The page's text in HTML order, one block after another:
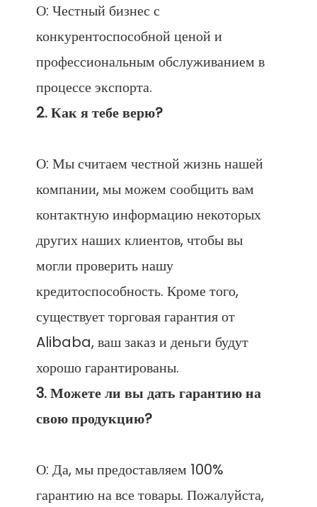
О: Честный бизнес с
конкурентоспособной ценой и
профессиональным обслуживанием в
О: Мы считаем честной жизнь нашей
компании, мы можем сообщить вам
контактную информацию некоторых
других наших клиентов, чтобы вы
могли проверить нашу
кредитоспособность. Кроме того,
существует торговая гарантия от
Alibaba, ваш заказ и деньги будут
3. Можете ли вы дать гарантию на
О: Да, мы предоставляем 100%
гарантию на все товары. Пожалуйста,